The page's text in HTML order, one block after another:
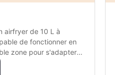
airfryer de 10 L à
de fonctionner en
zone pour s'adapter à